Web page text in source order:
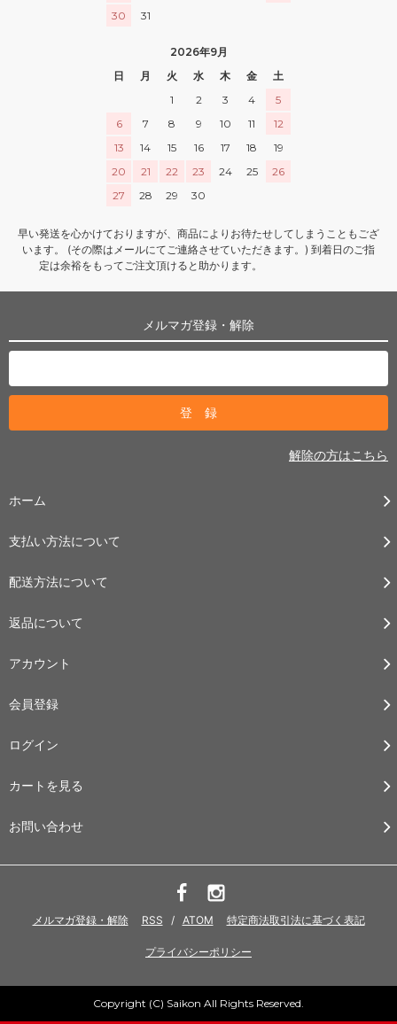
30
31
2026年9月
日
月 火 水 木 金
土
1
2 3 4
5
6
7 8 9 10 11
12
13
14 15 16 17 18
19
20
21 22 23 24 25
26
27
28 29 30
早い発送を心かけておりますが、商品によりお待たせしてしまうこともござ
います。 (その際はメールにてご連絡させていただきます。) 到着日のご指
定は余裕をもってご注文頂けると助かります。
メルマガ登録・解除
解除の方はこちら
ホーム
支払い方法について
配送方法について
返品について
アカウント
会員登録
ログイン
カートを見る
お問い合わせ
メルマガ登録・解除 RSS / ATOM 特定商法取引法に基づく表記
プライバシーポリシー
Copyright (C) Saikon All Rights Reserved.